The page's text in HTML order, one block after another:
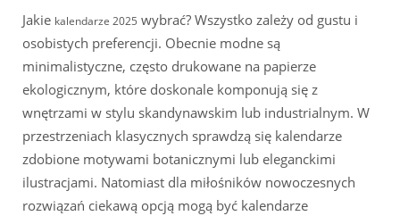
Jakie kalendarze 2025 wybrać? Wszystko zależy od gustu i
osobistych preferencji. Obecnie modne są
minimalistyczne, często drukowane na papierze
ekologicznym, które doskonale komponują się z
wnętrzami w stylu skandynawskim lub industrialnym. W
przestrzeniach klasycznych sprawdzą się kalendarze
zdobione motywami botanicznymi lub eleganckimi
ilustracjami. Natomiast dla miłośników nowoczesnych
rozwiązań ciekawą opcją mogą być kalendarze